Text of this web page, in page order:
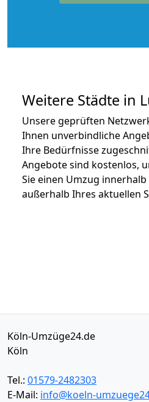
Weitere Städte in
Unsere geprüften
Ihnen unverbindliche
Ihre Bedürfnisse
Angebote sind kostenlos,
Sie einen Umzug
außerhalb Ihres aktuellen
Köln-Umzüge24.de
Köln
Tel.: 01579-2482303
E-Mail: info@koeln-